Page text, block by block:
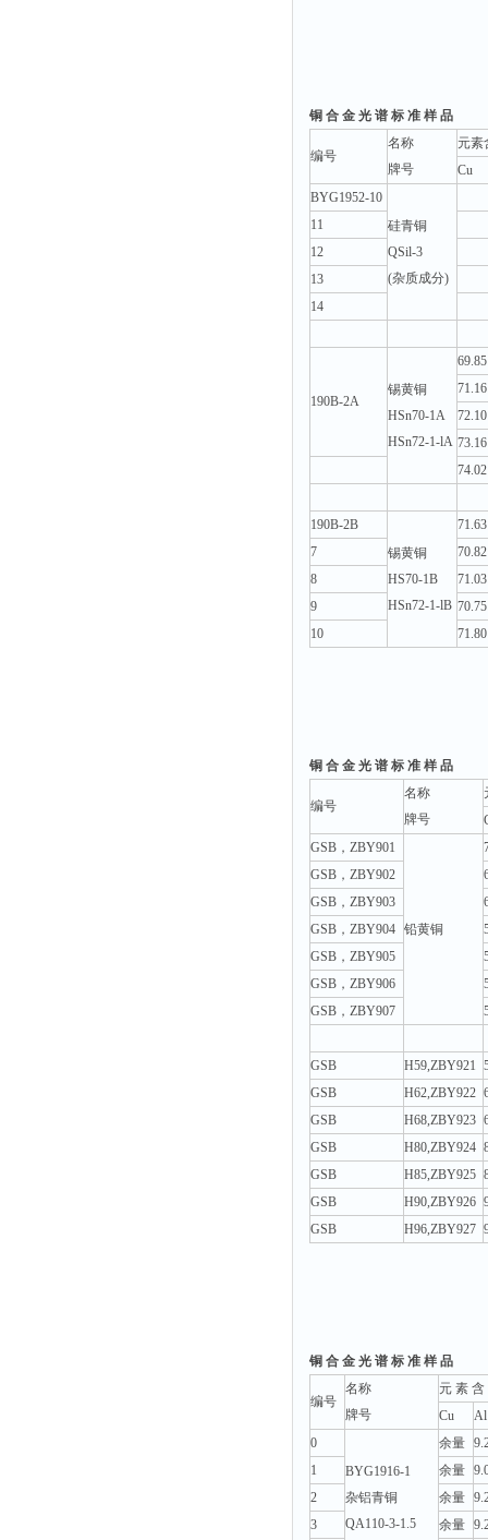
铜 合 金 光 谱 标 准 样 品
编号
名称
牌号
元素
Cu
BYG1952-10
硅青铜
QSil-3
(杂质成分)
11
12
13
14
190B-2A
锡黄铜
HSn70-1A
HSn72-1-lA
69.85
71.16
72.10
73.16
74.02
190B-2B
锡黄铜
HS70-1B
HSn72-1-lB
71.63
7
70.82
8
71.03
9
70.75
10
71.80
铜 合 金 光 谱 标 准 样 品
编号
名称
牌号
GSB，ZBY901
铅黄铜
GSB，ZBY902
GSB，ZBY903
GSB，ZBY904
GSB，ZBY905
GSB，ZBY906
GSB，ZBY907
GSB H59,ZBY921
GSB
H62,ZBY922
GSB
H68,ZBY923
GSB
H80,ZBY924
GSB
H85,ZBY925
GSB
H90,ZBY926
GSB
H96,ZBY927
铜 合 金 光 谱 标 准 样 品
编号
名称
牌号
元 素 含
Cu
Al
0
BYG1916-1
杂铝青铜
QA110-3-1.5
余量
1
余量
2
余量
3
余量